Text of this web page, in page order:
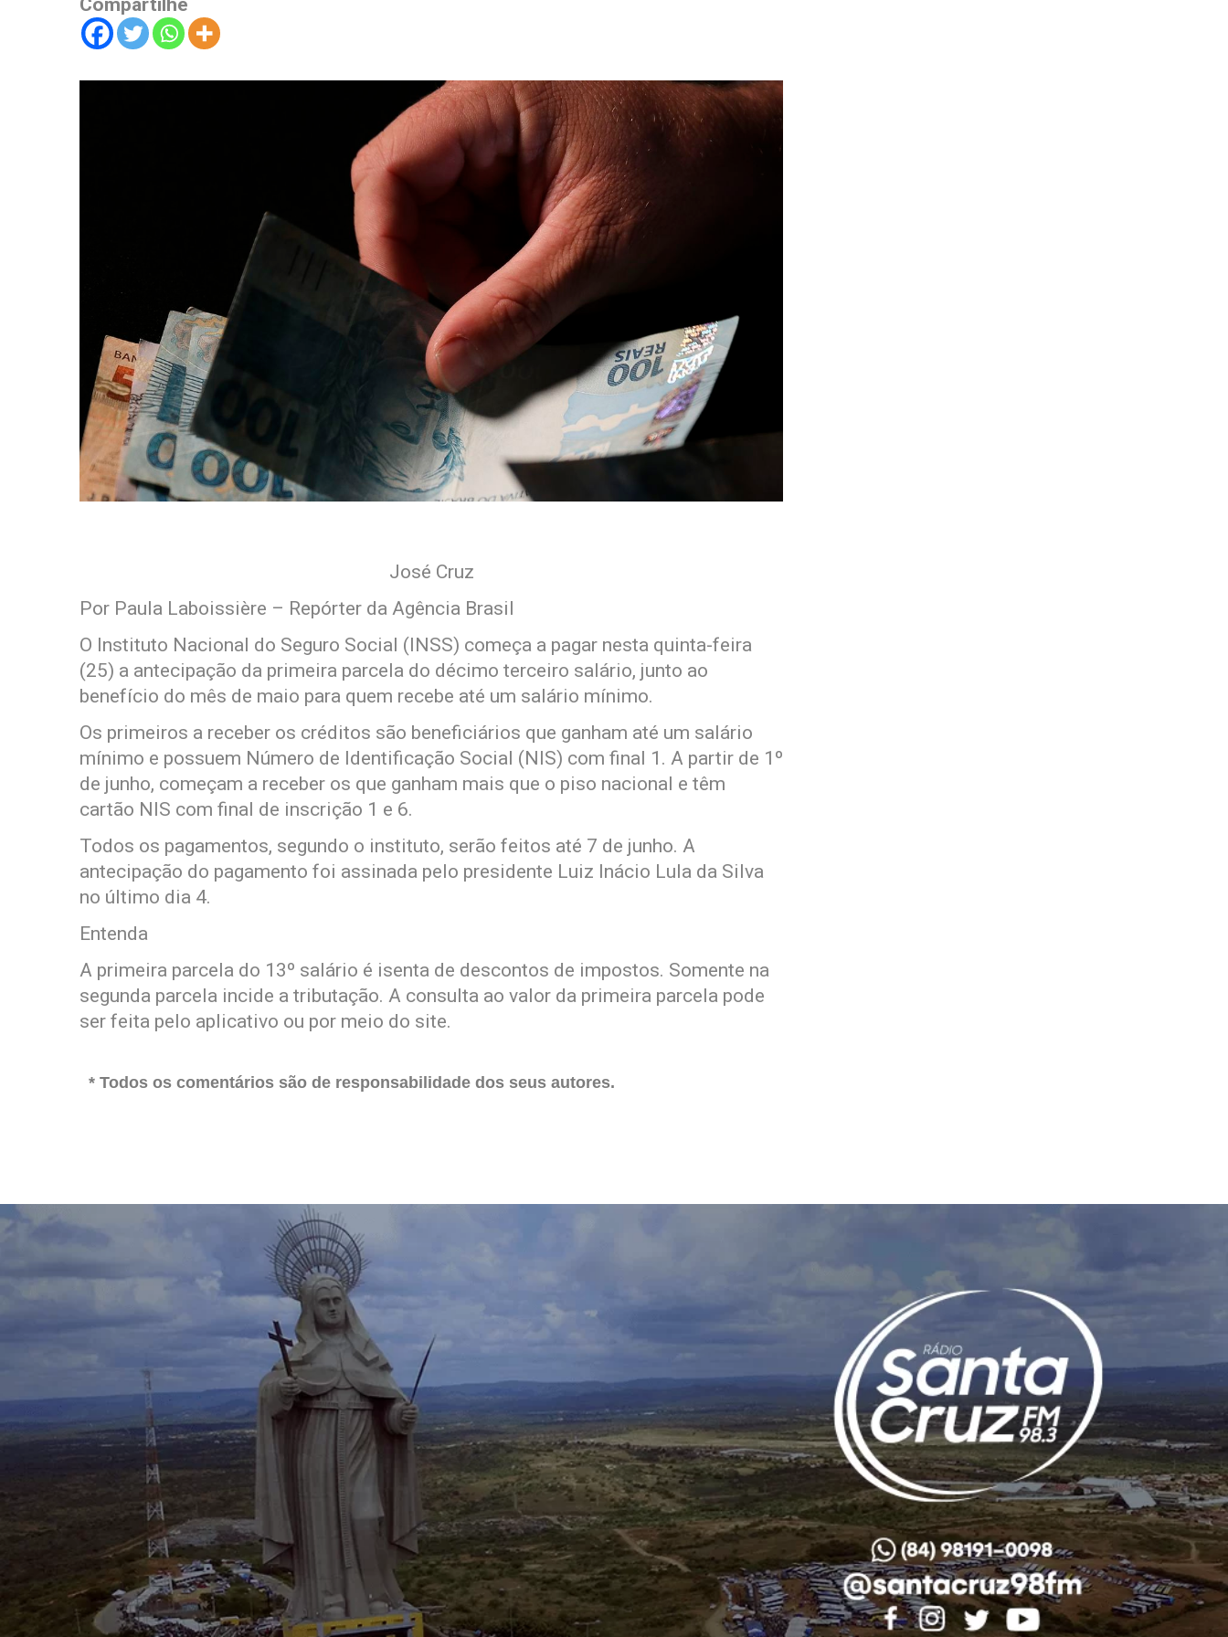
Compartilhe
José Cruz
Por Paula Laboissière – Repórter da Agência Brasil
O Instituto Nacional do Seguro Social (INSS) começa a pagar nesta quinta-feira
(25) a antecipação da primeira parcela do décimo terceiro salário, junto ao
benefício do mês de maio para quem recebe até um salário mínimo.
Os primeiros a receber os créditos são beneficiários que ganham até um salário
mínimo e possuem Número de Identificação Social (NIS) com final 1. A partir de 1º
de junho, começam a receber os que ganham mais que o piso nacional e têm
cartão NIS com final de inscrição 1 e 6.
Todos os pagamentos, segundo o instituto, serão feitos até 7 de junho. A
antecipação do pagamento foi assinada pelo presidente Luiz Inácio Lula da Silva
no último dia 4.
Entenda
A primeira parcela do 13º salário é isenta de descontos de impostos. Somente na
segunda parcela incide a tributação. A consulta ao valor da primeira parcela pode
ser feita pelo aplicativo ou por meio do site.
* Todos os comentários são de responsabilidade dos seus autores.